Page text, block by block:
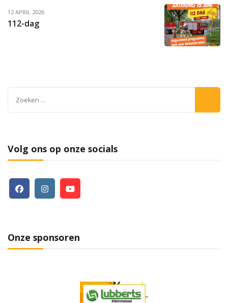
12 APRIL 2026
112-dag
Volg ons op onze socials
Onze sponsoren